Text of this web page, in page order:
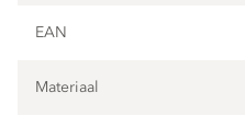
EAN
Materiaal